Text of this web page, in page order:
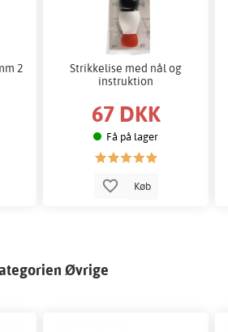
2
Strikkelise med nål og
instruktion
67 DKK
Få på lager
Køb
Øvrige